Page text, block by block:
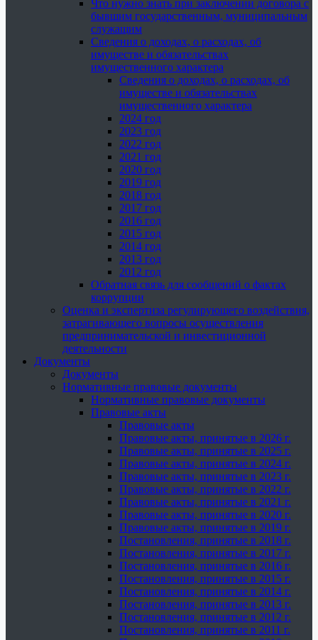
Что нужно знать при заключении договора с
бывшим государственным, муниципальным
служащим
Сведения о доходах, о расходах, об
имуществе и обязательствах
имущественного характера
Сведения о доходах, о расходах, об
имуществе и обязательствах
имущественного характера
2024 год
2023 год
2022 год
2021 год
2020 год
2019 год
2018 год
2017 год
2016 год
2015 год
2014 год
2013 год
2012 год
Обратная связь для сообщений о фактах
коррупции
Оценка и экспертиза регулирующего воздействия,
затрагивающего вопросы осуществления
предпринимательской и инвестиционной
деятельности
Документы
Документы
Нормативные правовые документы
Нормативные правовые документы
Правовые акты
Правовые акты
Правовые акты, принятые в 2026 г.
Правовые акты, принятые в 2025 г.
Правовые акты, принятые в 2024 г.
Правовые акты, принятые в 2023 г.
Правовые акты, принятые в 2022 г.
Правовые акты, принятые в 2021 г.
Правовые акты, принятые в 2020 г.
Правовые акты, принятые в 2019 г.
Постановления, принятые в 2018 г.
Постановления, принятые в 2017 г.
Постановления, принятые в 2016 г.
Постановления, принятые в 2015 г.
Постановления, принятые в 2014 г.
Постановления, принятые в 2013 г.
Постановления, принятые в 2012 г.
Постановления, принятые в 2011 г.